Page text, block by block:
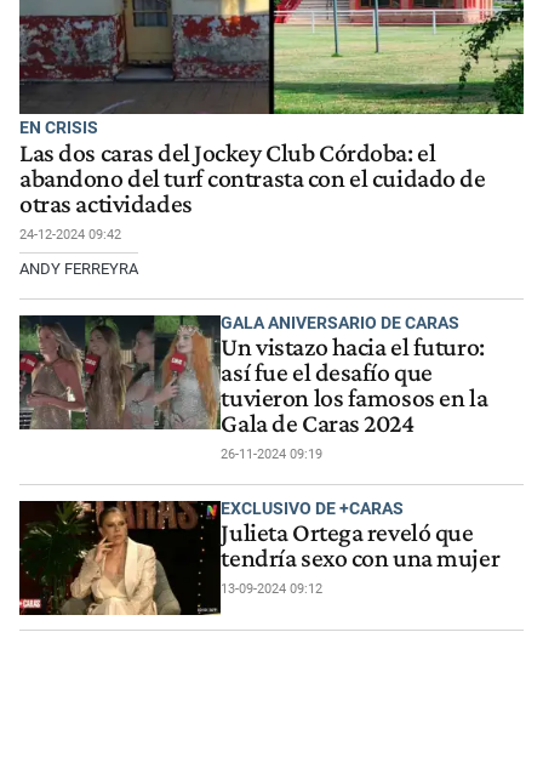
EN CRISIS
Las dos caras del Jockey Club Córdoba: el
abandono del turf contrasta con el cuidado de
otras actividades
24-12-2024 09:42
ANDY FERREYRA
GALA ANIVERSARIO DE CARAS
Un vistazo hacia el futuro:
así fue el desafío que
tuvieron los famosos en la
Gala de Caras 2024
26-11-2024 09:19
EXCLUSIVO DE +CARAS
Julieta Ortega reveló que
tendría sexo con una mujer
13-09-2024 09:12